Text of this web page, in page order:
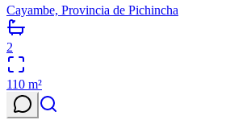
Cayambe, Provincia de Pichincha
2
110 m²